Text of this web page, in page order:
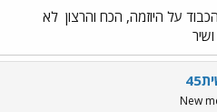
על היוזמה, הכח והרצון לא
New